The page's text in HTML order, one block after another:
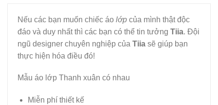
Nếu các bạn muốn chiếc áo lớp của mình thật độc
đáo và duy nhất thì các bạn có thể tin tưởng Tiia. Đội
ngũ designer chuyên nghiệp của Tiia sẽ giúp bạn
thực hiện hóa điều đó!
Mẫu áo lớp Thanh xuân có nhau
Miễn phí thiết kế